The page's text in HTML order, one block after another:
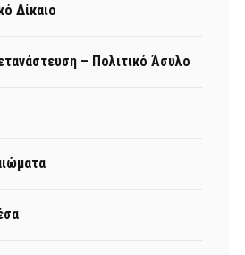
Δίκαιο
– Πολιτικό Άσυλο